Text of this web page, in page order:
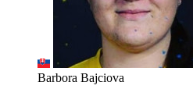
Barbora Bajciova